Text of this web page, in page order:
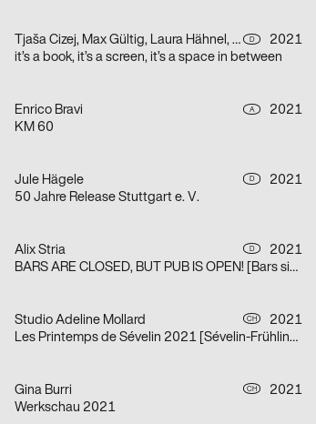
Tjaša Cizej, Max Gültig, Laura Hähnel, Basil Haug D
2021
it’s a book, it’s a screen, it’s a space in between
Enrico Bravi A
2021
KM 60
Jule Hägele D
2021
50 Jahre Release Stuttgart e. V.
Alix Stria D
2021
BARS ARE CLOSED, BUT PUB IS OPEN! [Bars sind geschlossen, doch PUB ist geöfffnet!]
Studio Adeline Mollard CH
2021
Les Printemps de Sévelin 2021 [Sévelin-Frühling 2021]
Gina Burri CH
2021
Werkschau 2021